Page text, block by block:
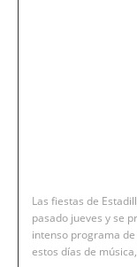
Las fiestas de
pasado jueves y se
intenso programa
estos días de